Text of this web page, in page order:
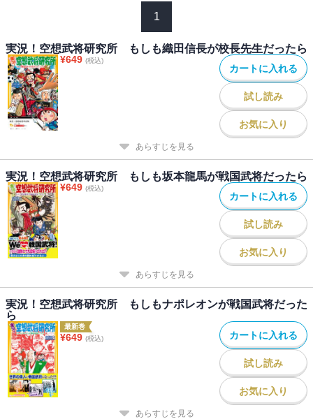
1
実況！空想武将研究所 もしも織田信長が校長先生だったら
¥649 (税込)
カートに入れる
試し読み
お気に入り
あらすじを見る
実況！空想武将研究所 もしも坂本龍馬が戦国武将だったら
¥649 (税込)
カートに入れる
試し読み
お気に入り
あらすじを見る
実況！空想武将研究所 もしもナポレオンが戦国武将だった
ら
最新巻
¥649 (税込) カートに入れる
試し読み
お気に入り
あらすじを見る